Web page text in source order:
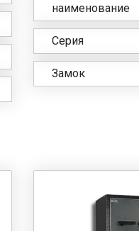
наименование
Серия
Замок